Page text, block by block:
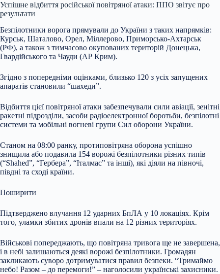
Успішне відбиття російської повітряної атаки: ППО звітує про
результати
Безпілотники ворога прямували до України з таких напрямків:
Курськ, Шаталово, Орел, Міллерово, Приморсько-Ахтарськ
(РФ), а також з тимчасово окупованих територій Донецька,
Гвардійського та Чауди (АР Крим).
Згідно з попередніми оцінками, близько 120 з усіх запущених
апаратів становили “шахеди”.
Відбиття цієї повітряної атаки забезпечували сили авіації, зенітні
ракетні підрозділи, засоби радіоелектронної боротьби, безпілотні
системи та мобільні вогневі групи Сил оборони України.
Станом на 08:00 ранку, протиповітряна оборона успішно
знищила або подавила 154 ворожі безпілотники різних типів
(“Shahed”, “Гербера”, “Італмас” та інші), які діяли на півночі,
півдні та сході країни.
Поширити
Підтверджено влучання 12 ударних БпЛА у 10 локаціях. Крім
того, уламки збитих дронів впали на 12 різних територіях.
Військові попереджають, що повітряна тривога ще не завершена,
і в небі залишаються деякі ворожі безпілотники. Громадян
закликають суворо дотримуватися правил безпеки. “Тримаймо
небо! Разом – до перемоги!” – наголосили українські захисники.